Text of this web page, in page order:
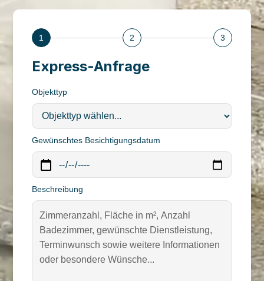
1 2 3
Express-Anfrage
Objekttyp
Gewünschtes Besichtigungsdatum
Beschreibung